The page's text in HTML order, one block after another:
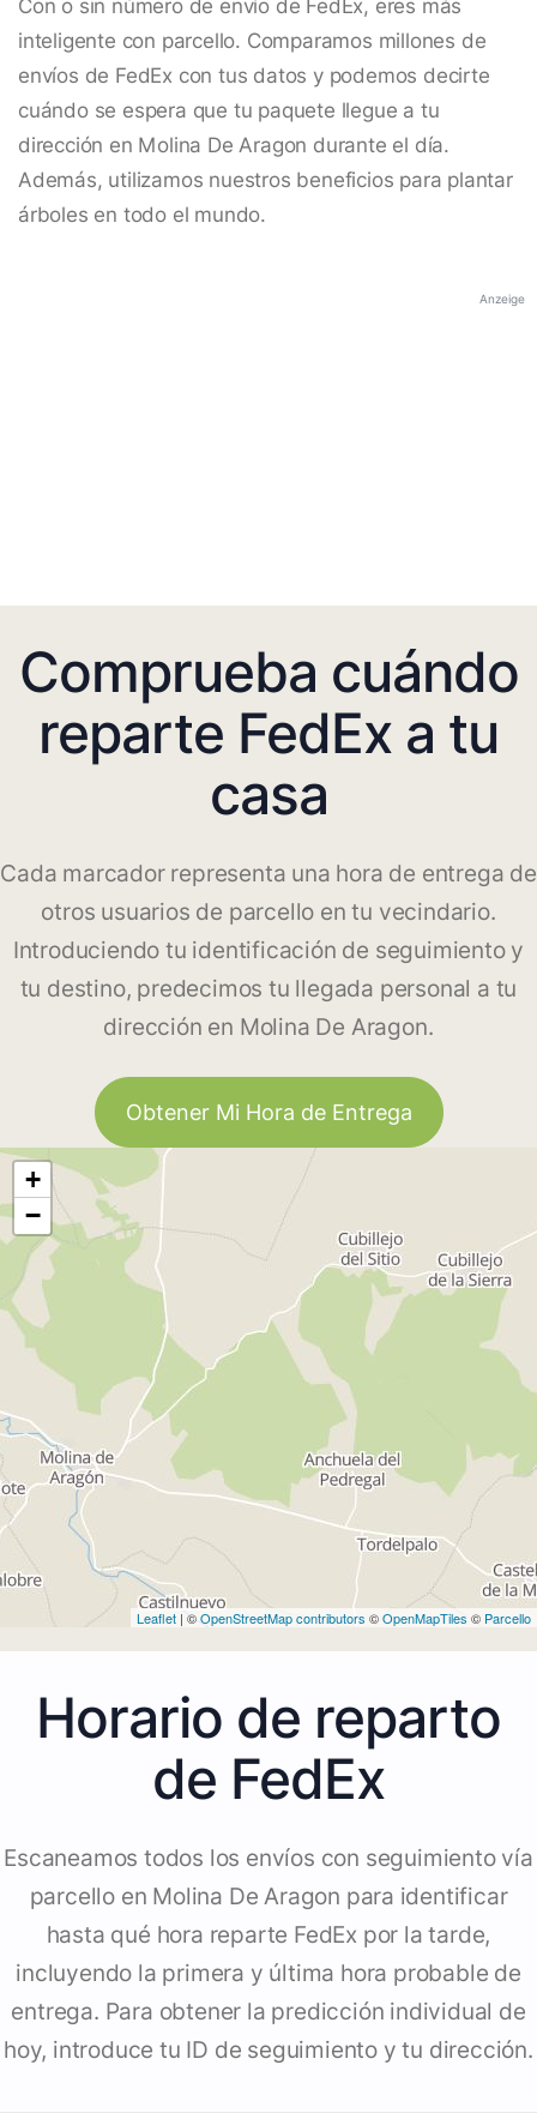
Con o sin número de envío de FedEx, eres más
inteligente con parcello. Comparamos millones de
envíos de FedEx con tus datos y podemos decirte
cuándo se espera que tu paquete llegue a tu
dirección en Molina De Aragon durante el día.
Además, utilizamos nuestros beneficios para plantar
árboles en todo el mundo.
Anzeige
Comprueba cuándo
reparte FedEx a tu
casa
Cada marcador representa una hora de entrega de
otros usuarios de parcello en tu vecindario.
Introduciendo tu identificación de seguimiento y
tu destino, predecimos tu llegada personal a tu
dirección en Molina De Aragon.
Obtener Mi Hora de Entrega
+
−
Leaflet | ©OpenStreetMap contributors ©OpenMapTiles © Parcello
Horario de reparto
de FedEx
Escaneamos todos los envíos con seguimiento vía
parcello en Molina De Aragon para identificar
hasta qué hora reparte FedEx por la tarde,
incluyendo la primera y última hora probable de
entrega. Para obtener la predicción individual de
hoy, introduce tu ID de seguimiento y tu dirección.